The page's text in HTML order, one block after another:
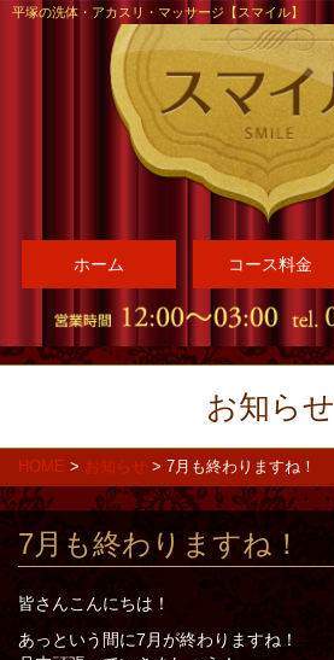
平塚の洗体・アカスリ・マッサージ【スマイル】
ホーム コース料金
お知らせ
HOME > お知らせ > 7月も終わりますね！
7月も終わりますね！
皆さんこんにちは！
あっという間に7月が終わりますね！